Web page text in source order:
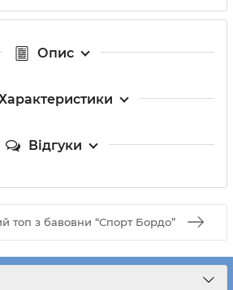
Опис
Відгуки
топ з бавовни “Спорт Бордо”